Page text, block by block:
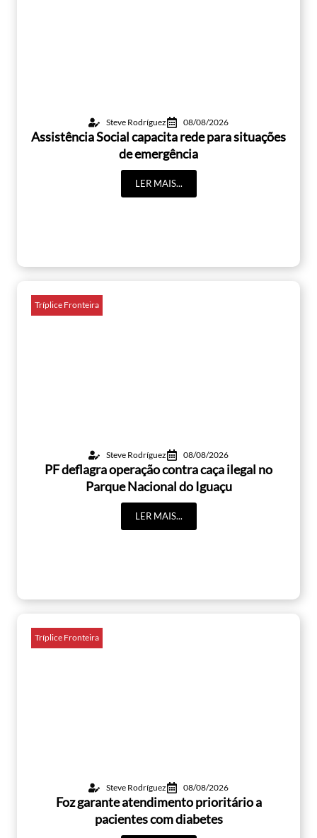
Steve Rodríguez 08/08/2026
Assistência Social capacita rede para situações
de emergência
LER MAIS...
Tríplice Fronteira
Steve Rodríguez 08/08/2026
PF deflagra operação contra caça ilegal no
Parque Nacional do Iguaçu
LER MAIS...
Tríplice Fronteira
Steve Rodríguez 08/08/2026
Foz garante atendimento prioritário a
pacientes com diabetes